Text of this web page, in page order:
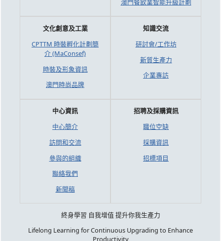
澳門餐飲業智能升級計劃
文化創意及工業
CPTTM 時裝孵化計劃簡
介 (MaConsef)
時裝及形象資訊
澳門時尚品牌
知識交流
研討會/工作坊
新質生產力
企業專訪
中心資訊
中心簡介
訪問和交流
參與的組織
聯絡我們
新聞稿
招聘及採購資訊
職位空缺
採購資訊
招標項目
終身學習 自我增值 提升你我生產力
Lifelong Learning for Continuous Upgrading to Enhance
Productivity